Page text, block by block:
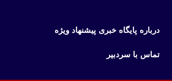
درباره پایگاه خبری پیشنهاد ویژه
تماس با سردبیر